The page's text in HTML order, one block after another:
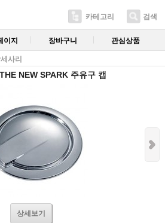
카테고리 검색
이지 장바구니 관심상품
사리
NEW SPARK 주유구 캡
상세보기